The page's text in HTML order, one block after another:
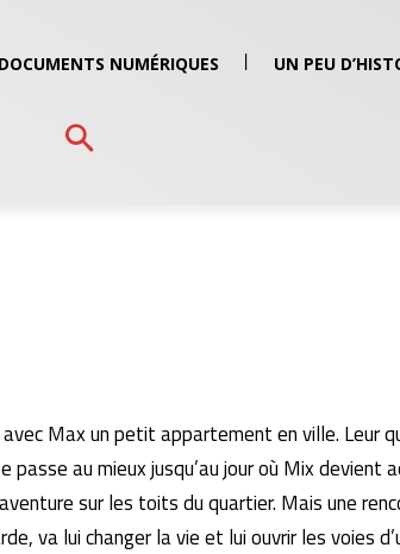
DOCUMENTS NUMÉRIQUES UN PEU
Max un petit appartement en ville. Leur
passe au mieux jusqu’au jour où Mix
sur les toits du quartier. Mais une
va lui changer la vie et lui ouvrir les voies